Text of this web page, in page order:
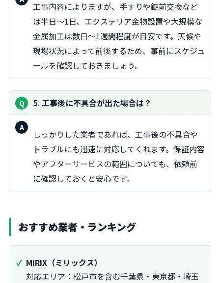
答：
工事内容によりますが、手すりや錠前交換など
は半日～1日、エクステリア金物設置や大規模な
金属加工は数日～1週間程度が目安です。天候や
現場状況によって前後するため、事前にスケジュ
ールを確認しておきましょう。
5. 工事後に不具合が出た場合は？
答：
しっかりした業者であれば、工事後の不具合や
トラブルにも迅速に対応してくれます。保証内容
やアフターサービスの範囲についても、依頼前
に確認しておくと安心です。
おすすめ業者・ランキング
MIRIX（ミリックス）
対応エリア：松戸市を含む千葉県・東京都・埼玉